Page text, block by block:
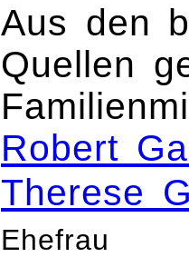
Aus den
Quellen
Robert
Therese
Ehefrau